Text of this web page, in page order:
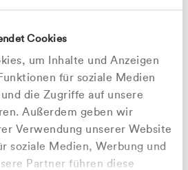
Cookies
um Inhalte und Anzeigen
für soziale Medien
die Zugriffe auf unsere
Außerdem geben wir
Verwendung unserer Website
soziale Medien, Werbung und
Partner führen diese